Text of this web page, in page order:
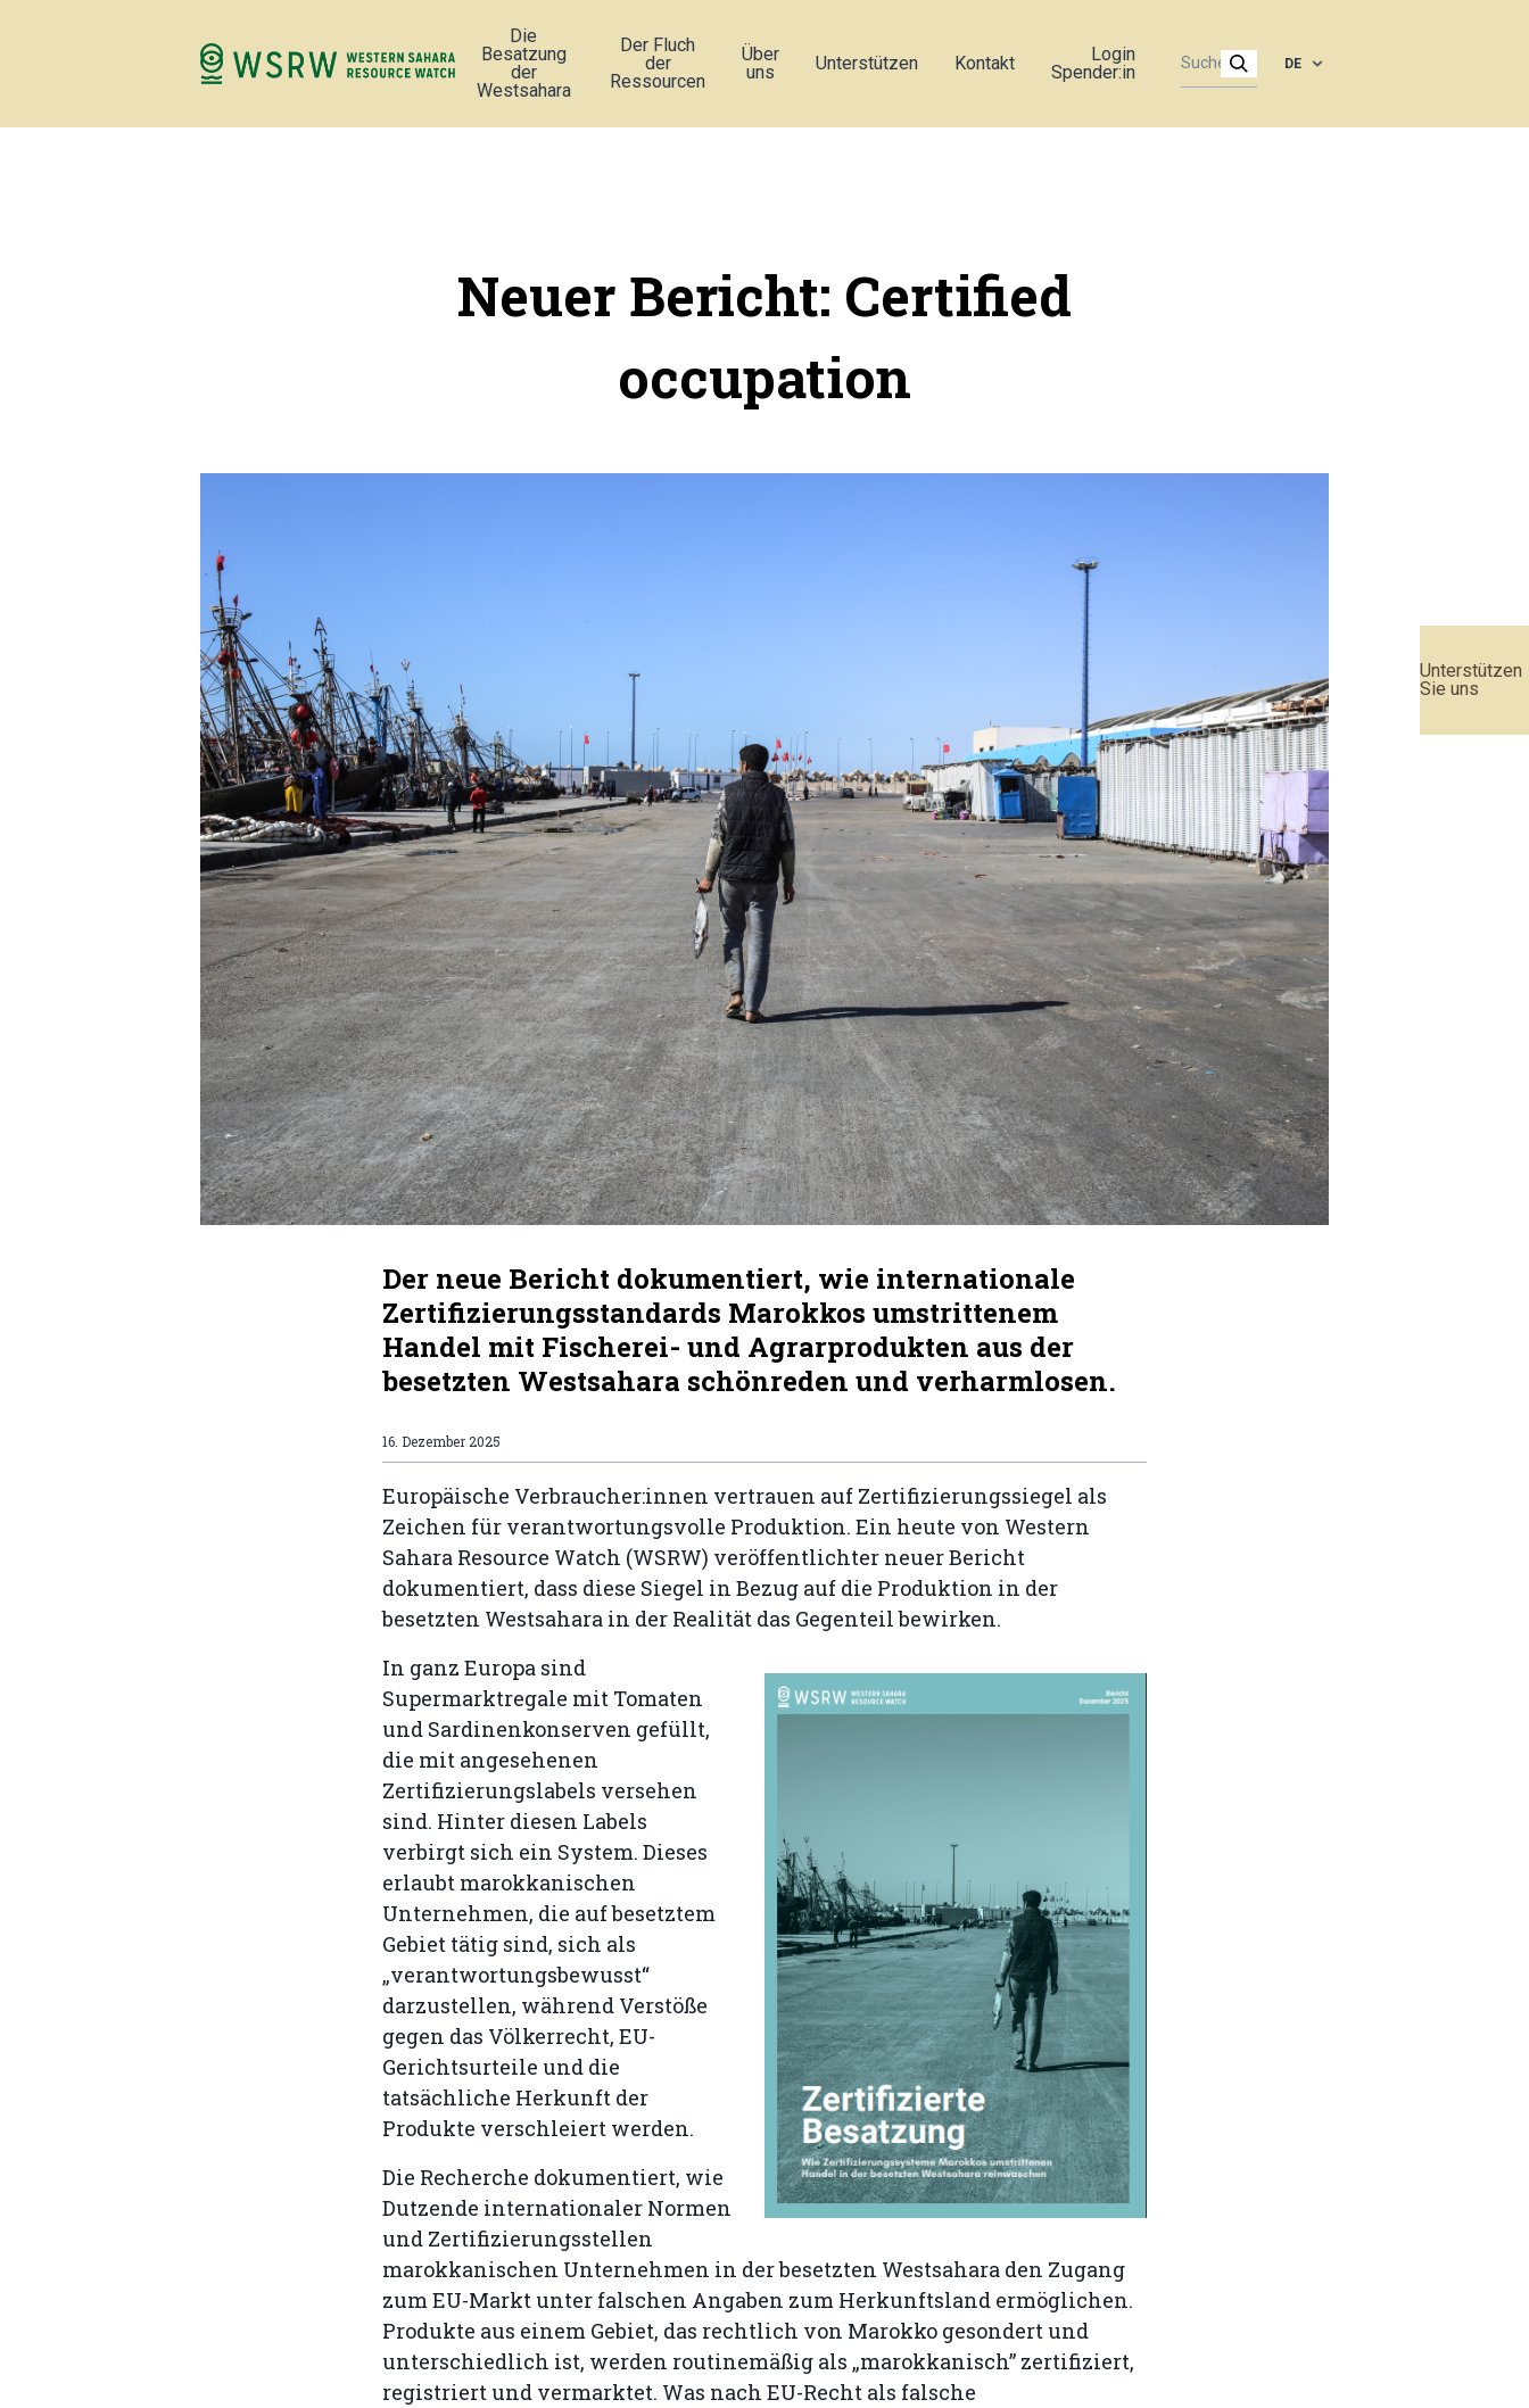
Unterstützen
Sie uns
Die
Besatzung
der
Westsahara
Der Fluch
der
Ressourcen
Über
uns
Unterstützen Kontakt
Login
Spender:in
DE
Neuer Bericht: Certified
occupation
Der neue Bericht dokumentiert, wie internationale
Zertifizierungsstandards Marokkos umstrittenem
Handel mit Fischerei- und Agrarprodukten aus der
besetzten Westsahara schönreden und verharmlosen.
16. Dezember 2025
Europäische Verbraucher:innen vertrauen auf Zertifizierungssiegel als
Zeichen für verantwortungsvolle Produktion. Ein heute von Western
Sahara Resource Watch (WSRW) veröffentlichter neuer Bericht
dokumentiert, dass diese Siegel in Bezug auf die Produktion in der
besetzten Westsahara in der Realität das Gegenteil bewirken.
In ganz Europa sind
Supermarktregale mit Tomaten
und Sardinenkonserven gefüllt,
die mit angesehenen
Zertifizierungslabels versehen
sind. Hinter diesen Labels
verbirgt sich ein System. Dieses
erlaubt marokkanischen
Unternehmen, die auf besetztem
Gebiet tätig sind, sich als
„verantwortungsbewusst“
darzustellen, während Verstöße
gegen das Völkerrecht, EU-
Gerichtsurteile und die
tatsächliche Herkunft der
Produkte verschleiert werden.
Die Recherche dokumentiert, wie
Dutzende internationaler Normen
und Zertifizierungsstellen
marokkanischen Unternehmen in der besetzten Westsahara den Zugang
zum EU-Markt unter falschen Angaben zum Herkunftsland ermöglichen.
Produkte aus einem Gebiet, das rechtlich von Marokko gesondert und
unterschiedlich ist, werden routinemäßig als „marokkanisch” zertifiziert,
registriert und vermarktet. Was nach EU-Recht als falsche